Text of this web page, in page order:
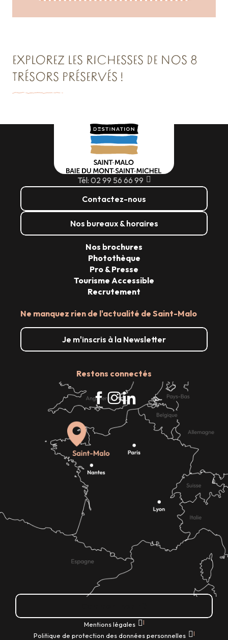
EXPLOREZ LES RICHESSES DE NOS 8
TRÉSORS PRÉSERVÉS !
Lire la suite
Lire la suite
Lire la suite
Tél: 02 99 56 66 99
Contactez-nous
Nos bureaux & horaires
Ne manquez rien de l'actualité de Saint-Malo
Je m'inscris à la Newsletter
Restons connectés
Nos brochures
Photothèque
Pro & Presse
Tourisme Accessible
Recrutement
Mentions légales |
Politique de protection des données personnelles |